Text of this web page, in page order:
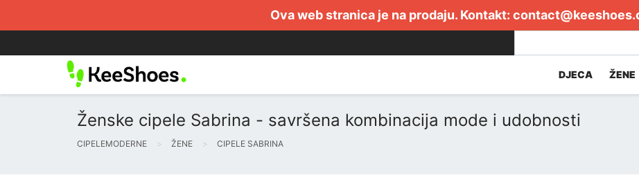
Ova web stranica je na prodaju. Kontakt:
DJECA ŽENE
Ženske cipele Sabrina - savršena kombinacija mode i udobnosti
CIPELEMODERNE ŽENE CIPELE SABRINA